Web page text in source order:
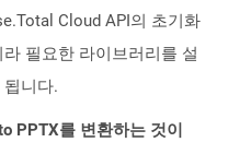
Cloud API의 초기화
필요한 라이브러리를 설
니다.
PPTX를 변환하는 것이